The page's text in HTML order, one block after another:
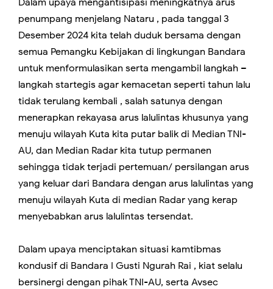
Dalam upaya mengantisipasi meningkatnya arus
penumpang menjelang Nataru , pada tanggal 3
Desember 2024 kita telah duduk bersama dengan
semua Pemangku Kebijakan di lingkungan Bandara
untuk menformulasikan serta mengambil langkah –
langkah startegis agar kemacetan seperti tahun lalu
tidak terulang kembali , salah satunya dengan
menerapkan rekayasa arus lalulintas khusunya yang
menuju wilayah Kuta kita putar balik di Median TNI-
AU, dan Median Radar kita tutup permanen
sehingga tidak terjadi pertemuan/ persilangan arus
yang keluar dari Bandara dengan arus lalulintas yang
menuju wilayah Kuta di median Radar yang kerap
menyebabkan arus lalulintas tersendat.
Dalam upaya menciptakan situasi kamtibmas
kondusif di Bandara I Gusti Ngurah Rai , kiat selalu
bersinergi dengan pihak TNI-AU, serta Avsec